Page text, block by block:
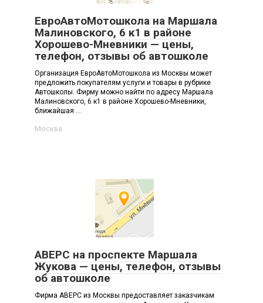
ЕвроАвтоМотошкола на Маршала
Малиновского, 6 к1 в районе
Хорошево-Мневники — цены,
телефон, отзывы об автошколе
Организация ЕвроАвтоМотошкола из Москвы может
предложить покупателям услуги и товары в рубрике
Автошколы. Фирму можно найти по адресу Маршала
Малиновского, 6 к1 в районе Хорошево-Мневники,
ближайшая ...
Москва
АВЕРС на проспекте Маршала
Жукова — цены, телефон, отзывы
об автошколе
Фирма АВЕРС из Москвы предоставляет заказчикам